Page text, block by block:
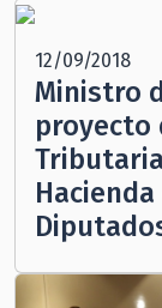
12/09/2018
Ministro
proyecto